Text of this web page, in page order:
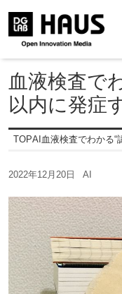
血液検査で
以内に発症
TOPAI 血液検査でわかる“
2022年12月20日 AI